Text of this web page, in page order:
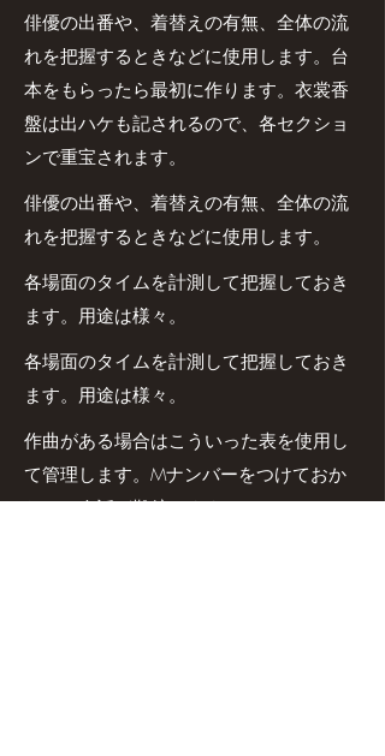
俳優の出番や、着替えの有無、全体の流
れを把握するときなどに使用します。台
本をもらったら最初に作ります。衣裳香
盤は出ハケも記されるので、各セクショ
ンで重宝されます。
俳優の出番や、着替えの有無、全体の流
れを把握するときなどに使用します。
各場面のタイムを計測して把握しておき
ます。用途は様々。
各場面のタイムを計測して把握しておき
ます。用途は様々。
作曲がある場合はこういった表を使用し
て管理します。Mナンバーをつけておか
ないと会話が難航します…。